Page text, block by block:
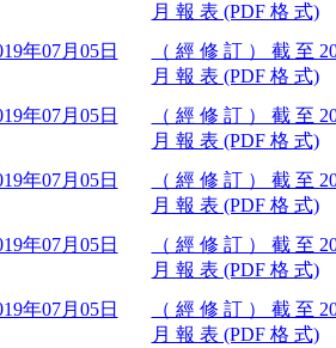
月 報 表 (PDF 格 式)
年07月05日
（ 經 修 訂 ） 截 至
月 報 表 (PDF 格 式)
年07月05日
（ 經 修 訂 ） 截 至
月 報 表 (PDF 格 式)
年07月05日
（ 經 修 訂 ） 截 至
月 報 表 (PDF 格 式)
年07月05日
（ 經 修 訂 ） 截 至
月 報 表 (PDF 格 式)
年07月05日
（ 經 修 訂 ） 截 至
月 報 表 (PDF 格 式)